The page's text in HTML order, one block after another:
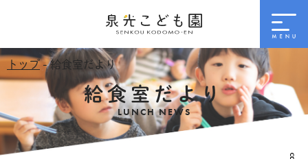
トップ- 給食室だより
給食室だより
LUNCH NEWS